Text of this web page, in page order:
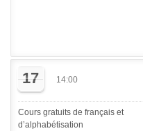
17 14:00
Cours gratuits de français et
d’alphabétisation